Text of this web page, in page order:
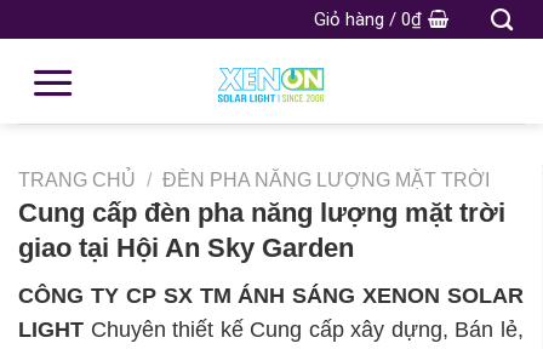
Giỏ hàng / 0₫
TRANG CHỦ / ĐÈN PHA NĂNG LƯỢNG MẶT TRỜI
Cung cấp đèn pha năng lượng mặt trời
giao tại Hội An Sky Garden
CÔNG TY CP SX TM ÁNH SÁNG XENON SOLAR
LIGHT Chuyên thiết kế Cung cấp xây dựng, Bán lẻ,